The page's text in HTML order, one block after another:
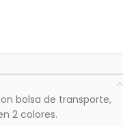
bolsa de transporte,
2 colores.